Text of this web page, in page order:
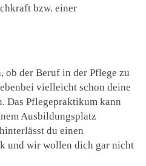
bzw. einer
ob der Beruf in der Pflege zu
vielleicht schon deine
Das Pflegepraktikum kann
Ausbildungsplatz
du einen
und wir wollen dich gar nicht